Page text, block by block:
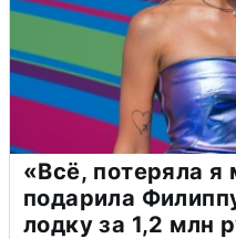
«Всё, потеряла
подарила
лодку за 1,2 млн